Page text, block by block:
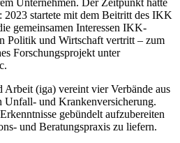
2023 startete mit dem Beitritt des IKK
gemeinsamen Interessen IKK-
Politik und Wirtschaft vertritt – zum
Forschungsprojekt unter
(iga) vereint vier Verbände aus
Unfall- und Krankenversicherung.
gebündelt aufzubereiten
und Beratungspraxis zu liefern.